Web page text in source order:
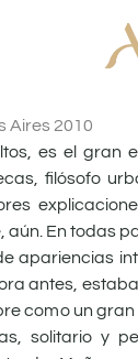
Aires 2010
es el gran
filósofo
En todas
apariencias
antes,
como un
solitario y